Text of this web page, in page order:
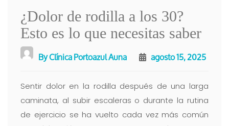
¿Dolor de rodilla a los 30?
Esto es lo que necesitas saber
ByClínica Portoazul Auna agosto 15, 2025
Sentir dolor en la rodilla después de una larga
caminata, al subir escaleras o durante la rutina
de ejercicio se ha vuelto cada vez más común